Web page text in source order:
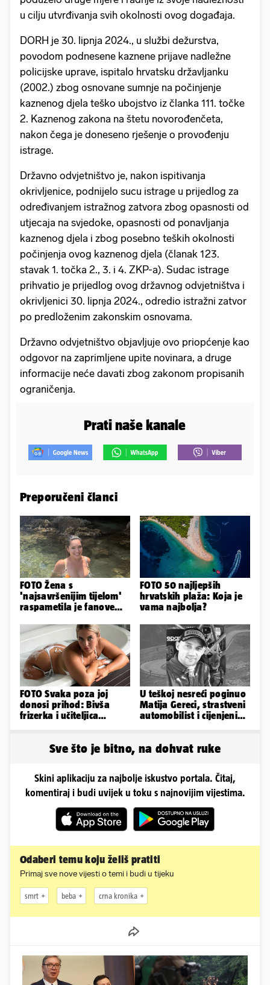
u cilju utvrđivanja svih okolnosti ovog događaja.
DORH je 30. lipnja 2024., u službi dežurstva,
povodom podnesene kaznene prijave nadležne
policijske uprave, ispitalo hrvatsku državljanku
(2002.) zbog osnovane sumnje na počinjenje
kaznenog djela teško ubojstvo iz članka 111. točke
2. Kaznenog zakona na štetu novorođenčeta,
nakon čega je doneseno rješenje o provođenju
istrage.
Državno odvjetništvo je, nakon ispitivanja
okrivljenice, podnijelo sucu istrage u prijedlog za
određivanjem istražnog zatvora zbog opasnosti od
utjecaja na svjedoke, opasnosti od ponavljanja
kaznenog djela i zbog posebno teških okolnosti
počinjenja ovog kaznenog djela (članak 123.
stavak 1. točka 2., 3. i 4. ZKP-a). Sudac istrage
prihvatio je prijedlog ovog državnog odvjetništva i
okrivljenici 30. lipnja 2024., odredio istražni zatvor
po predloženim zakonskim osnovama.
Državno odvjetništvo objavljuje ovo priopćenje kao
odgovor na zaprimljene upite novinara, a druge
informacije neće davati zbog zakonom propisanih
ograničenja.
Prati naše kanale
Preporučeni članci
FOTO Žena s
'najsavršenijim tijelom'
raspametila je fanove
plićaka
FOTO 50 najljepših
hrvatskih plaža: Koja je
vama najbolja?
FOTO Svaka poza joj
donosi prihod: Bivša
frizerka i učiteljica
U teškoj nesreći poginuo
Matija Gereci, strastveni
automobilist i cijenjeni
Sve što je bitno, na dohvat ruke
Skini aplikaciju za najbolje iskustvo portala. Čitaj,
komentiraj i budi uvijek u toku s najnovijim vijestima.
Odaberi temu koju želiš pratiti
Primaj sve nove vijesti o temi i budi u tijeku
smrt beba crna kronika